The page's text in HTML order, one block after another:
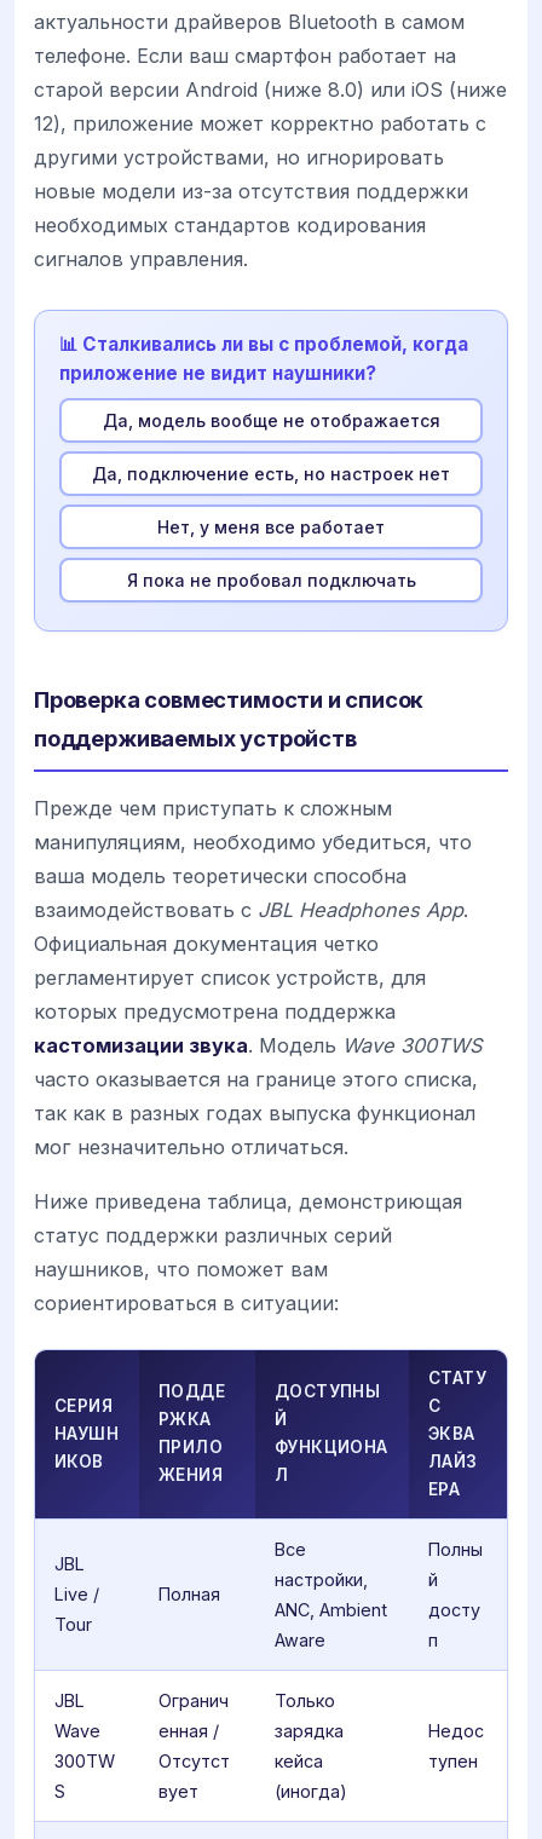
актуальности драйверов Bluetooth в самом
телефоне. Если ваш смартфон работает на
старой версии Android (ниже 8.0) или iOS (ниже
12), приложение может корректно работать с
другими устройствами, но игнорировать
новые модели из-за отсутствия поддержки
необходимых стандартов кодирования
сигналов управления.
📊 Сталкивались ли вы с проблемой, когда
приложение не видит наушники?
Да, модель вообще не отображается
Да, подключение есть, но настроек нет
Нет, у меня все работает
Я пока не пробовал подключать
Проверка совместимости и список
поддерживаемых устройств
Прежде чем приступать к сложным
манипуляциям, необходимо убедиться, что
ваша модель теоретически способна
взаимодействовать с JBL Headphones App.
Официальная документация четко
регламентирует список устройств, для
которых предусмотрена поддержка
кастомизации звука. Модель Wave 300TWS
часто оказывается на границе этого списка,
так как в разных годах выпуска функционал
мог незначительно отличаться.
Ниже приведена таблица, демонстриющая
статус поддержки различных серий
наушников, что поможет вам
сориентироваться в ситуации:
СЕРИЯ
НАУШН
ИКОВ
ПОДДЕ
РЖКА
ПРИЛО
ЖЕНИЯ
ДОСТУПНЫ
Й
ФУНКЦИОНА
Л
СТАТУ
С
ЭКВА
ЛАЙЗ
ЕРА
JBL
Live /
Tour
Полная
Все
настройки,
ANC, Ambient
Aware
Полны
й
досту
п
JBL
Wave
300TW
S
Огранич
енная /
Отсутст
вует
Только
зарядка
кейса
(иногда)
Недос
тупен